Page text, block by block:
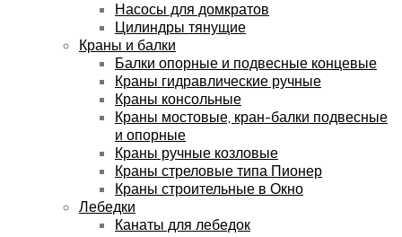
Насосы для домкратов
Цилиндры тянущие
Краны и балки
Балки опорные и подвесные концевые
Краны гидравлические ручные
Краны консольные
Краны мостовые, кран-балки подвесные
и опорные
Краны ручные козловые
Краны стреловые типа Пионер
Краны строительные в Окно
Лебедки
Канаты для лебедок